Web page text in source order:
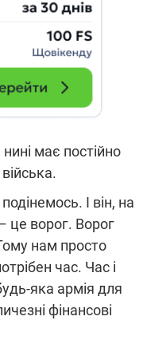
має постійно
І він, на
це ворог. Ворог
нам просто
час. Час і
яка армія для
фінансові